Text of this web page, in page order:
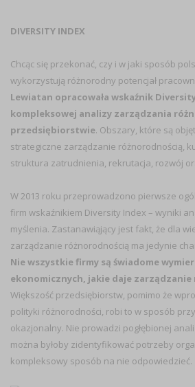
DIVERSITY INDEX
Chcąc się przekonać, czy i w jaki sposób
wykorzystują różnorodny potencjał
Lewiatan opracowała wskaźnik
kompleksowej analizy zarządzania
przedsiębiorstwie. Obszary, które są
strategiczne zarządzanie różnorodnością,
struktura zatrudnienia, rekrutacja, rozwój
W 2013 roku przeprowadzono pierwsze
firm wskaźnikiem Diversity Index – wyniki
myślenia. Zastanawiąjący jest fakt, że dla
zarządzanie różnorodnością ma jedynie
Nie wszystkie firmy są świadome
ekonomicznych, jakie daje
Większość przedsiębiorstw, pomimo że
polityki różnorodności, robi to w sposób
okazjonalny. Nie prowadzi pogłębionej
można byłoby zidentyfikować potrzeby
kompleksowy sposób na nie odpowiedzieć.